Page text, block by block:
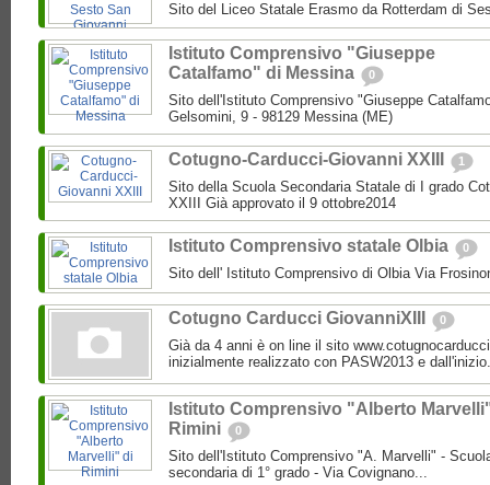
Sito del Liceo Statale Erasmo da Rotterdam di
Istituto Comprensivo "Giuseppe
Catalfamo" di Messina
0
Sito dell'Istituto Comprensivo "Giuseppe
Gelsomini, 9 - 98129 Messina (ME)
Cotugno-Carducci-Giovanni XXIII 1
Sito della Scuola Secondaria Statale di I grado
XXIII Già approvato il 9 ottobre2014
Istituto Comprensivo statale Olbia 0
Sito dell' Istituto Comprensivo di Olbia Via
Cotugno Carducci GiovanniXIII 0
Già da 4 anni è on line il sito
inizialmente realizzato con PASW2013 e
Istituto Comprensivo "Alberto
Rimini
0
Sito dell'Istituto Comprensivo "A. Marvelli" -
secondaria di 1° grado - Via Covignano...